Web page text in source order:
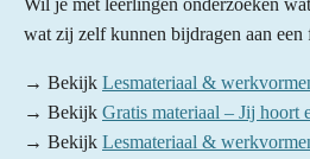
Wil je met leerlingen onderzoeken
wat zij zelf kunnen bijdragen aan een
→ Bekijk Lesmateriaal &
→ Bekijk Gratis materiaal – Jij hoort
→ Bekijk Lesmateriaal &